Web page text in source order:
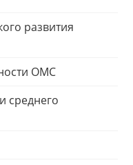
развития
ОМС
среднего